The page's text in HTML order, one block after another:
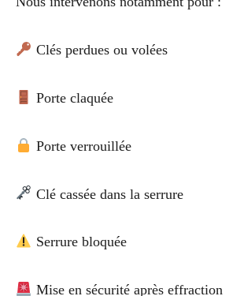
Clés perdues ou volées
Porte claquée
Porte verrouillée
Clé cassée dans la serrure
Serrure bloquée
Mise en sécurité après effraction